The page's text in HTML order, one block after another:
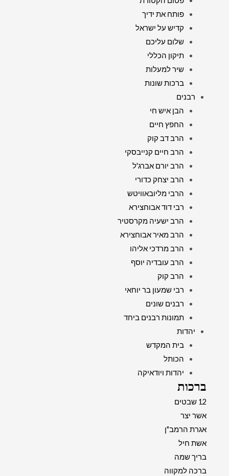
פותח את ידיך
קדיש על ישראל
שלום עליכם
תיקון הכללי
שיר למעלות
ברכות שונות
רבנים
הבן איש חי
החפץ חיים
הרב דב קוק
הרב חיים קנייבסקי
הרב יורם אברג'ל
הרב יצחק כדורי
הרבי מליובאוויטש
רבי דוד אבוחצירא
הרב ישעיה מקרסטיר
הרב מאיר אבוחצירא
הרב מרדכי אליהו
הרב עובדיה יוסף
הרב קוק
רבי שמעון בר יוחאי
רבנים שונים
תמונות רבנים ביחד
יהדות
בית המקדש
הכותל
יהדות ויודאיקה
ברכות
12 שבטים
אשר יצר
אגרת הרמב"ן
אשת חיל
בריך שמה
ברכה למקווה